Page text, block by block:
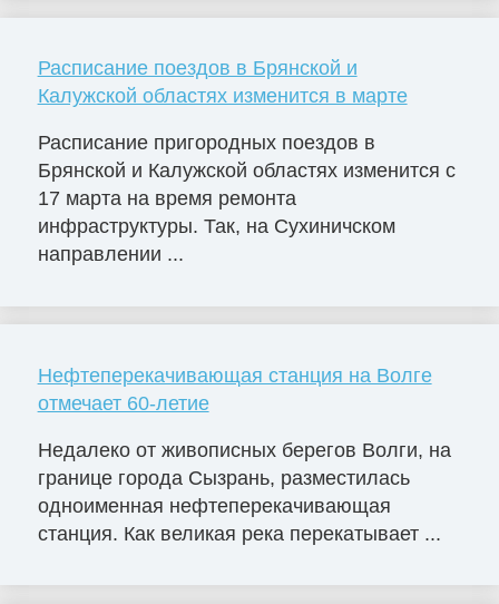
Расписание поездов в Брянской и
Калужской областях изменится в марте
Расписание пригородных поездов в
Брянской и Калужской областях изменится с
17 марта на время ремонта
инфраструктуры. Так, на Сухиничском
направлении ...
Нефтеперекачивающая станция на Волге
отмечает 60-летие
Недалеко от живописных берегов Волги, на
границе города Сызрань, разместилась
одноименная нефтеперекачивающая
станция. Как великая река перекатывает ...